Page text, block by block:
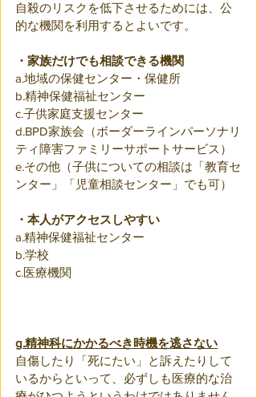
自殺のリスクを低下させるためには、公
的な機関を利用するとよいです。
・家族だけでも相談できる機関
a.地域の保健センター・保健所
b.精神保健福祉センター
c.子供家庭支援センター
d.BPD家族会（ボーダーラインパーソナリ
ティ障害ファミリーサポートサービス）
e.その他（子供についての相談は「教育セ
ンター」「児童相談センター」でも可）
・本人がアクセスしやすい
a.精神保健福祉センター
b.学校
c.医療機関
g.精神科にかかるべき時機を逃さない
自傷したり「死にたい」と訴えたりして
いるからといって、必ずしも医療的な治